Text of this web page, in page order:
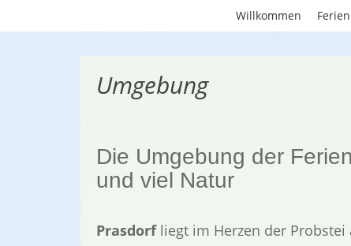
Willkommen
Umgebung
Die Umgebung der
und viel Natur
Prasdorfliegt im Herzen der Probstei